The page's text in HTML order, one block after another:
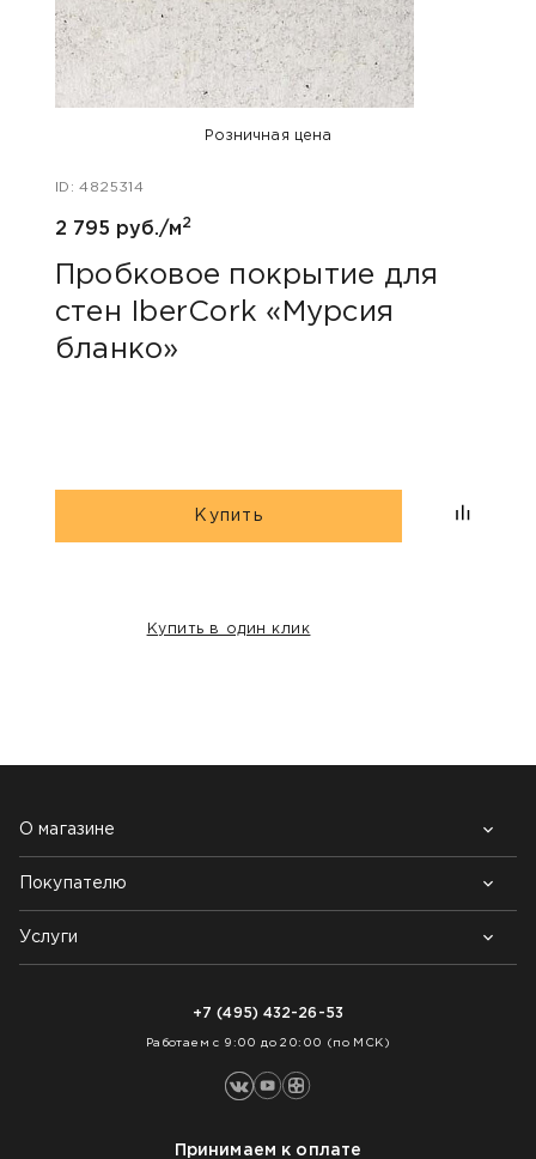
Розничная цена
ID: 4825314
2 795 руб./м2
Пробковое покрытие для
стен IberCork «Мурсия
бланко»
Купить
Купить в один клик
О магазине
Почему выбирают нас
Контакты
Блог
Покупателю
Возврат товара
Как заказать
Услуги
+7 (495) 432-26-53
Работаем с 9:00 до 20:00 (по МСК)
Принимаем к оплате